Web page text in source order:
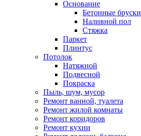
Основание
Бетонные бруски
Наливной пол
Стяжка
Паркет
Плинтус
Потолок
Натяжной
Подвесной
Покраска
Пыль, шум, мусор
Ремонт ванной, туалета
Ремонт жилой комнаты
Ремонт коридоров
Ремонт кухни